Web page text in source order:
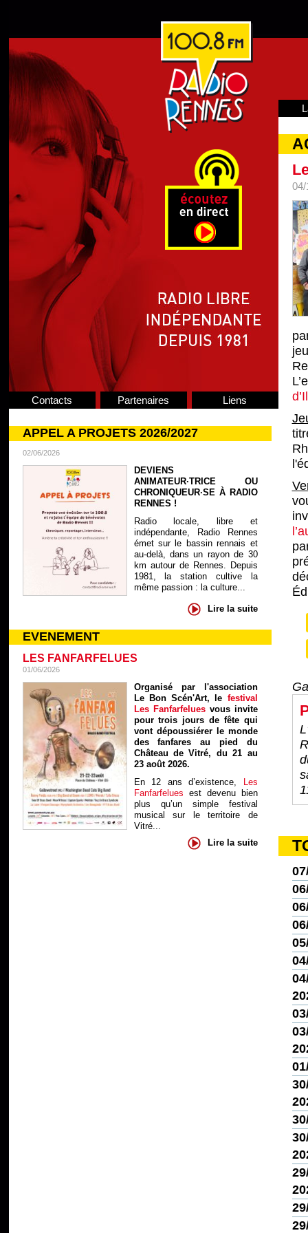
Contacts Partenaires Liens
APPEL A PROJETS 2026/2027
02/06/2026
DEVIENS
ANIMATEUR·TRICE OU
CHRONIQUEUR·SE À RADIO
RENNES !
Radio locale, libre et
indépendante, Radio Rennes
émet sur le bassin rennais et
au-delà, dans un rayon de 30
km autour de Rennes. Depuis
1981, la station cultive la
même passion : la culture...
Lire la suite
EVENEMENT
LES FANFARFELUES
01/06/2026
Organisé par l'association
Le Bon Scén'Art, le festival
Les Fanfarfelues vous invite
pour trois jours de fête qui
vont dépoussiérer le monde
des fanfares au pied du
Château de Vitré, du 21 au
23 août 2026.
En 12 ans d’existence, Les
Fanfarfelues est devenu bien
plus qu’un simple festival
musical sur le territoire de
Vitré...
Lire la suite
04/